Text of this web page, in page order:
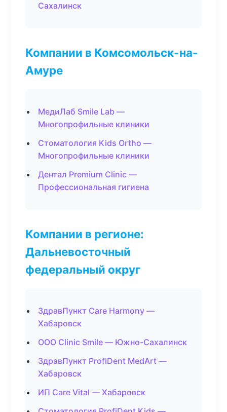
Сахалинск
Компании в Комсомольск-на-
Амуре
МедиЛаб Smile Lab —
Многопрофильные клиники
Стоматология Kids Ortho —
Многопрофильные клиники
Дентал Premium Clinic —
Профессиональная гигиена
Компании в регионе:
Дальневосточный
федеральный округ
ЗдравПункт Care Harmony —
Хабаровск
ООО Clinic Smile — Южно-Сахалинск
ЗдравПункт ProfiDent MedArt —
Хабаровск
ИП Care Vital — Хабаровск